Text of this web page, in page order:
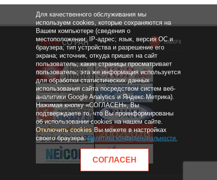
НАВЕРХ
Для качественного обслуживания мы
используем cookies, которые сохраняются на
Вашем компьютере (сведения о
местоположении; IP-адрес; язык, версия ОС и
браузера; тип устройства и разрешение его
экрана; источник, откуда пришел на сайт
пользователь; какие страницы просматривает
пользователь; эта же информация используется
для обработки статистических данных
использования сайта посредством систем веб-
аналитики Google Analytics и Яндекс.Метрика).
Нажимая кнопку «СОГЛАСЕН», Вы
подтверждаете то, что Вы проинформированы
об использовании cookies на нашем сайте.
Отключить cookies Вы можете в настройках
своего браузера.Политика конфиденциальности.
СОГЛАСЕН